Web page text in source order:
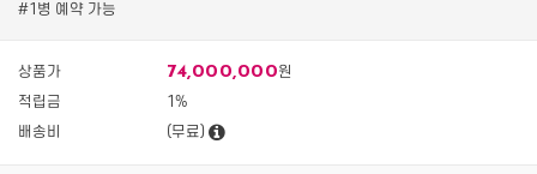
#1병 예약 가능
상품가 74,000,000원
적립금
1%
배송비
(무료)